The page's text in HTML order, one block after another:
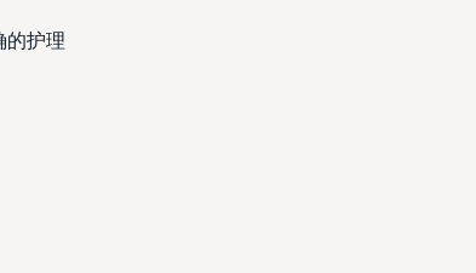
的护理